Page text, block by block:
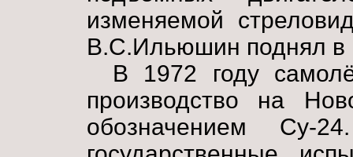
изменяемой
В.С.Ильюшин поднял в
В 1972 году
производство на
обозначением Су-